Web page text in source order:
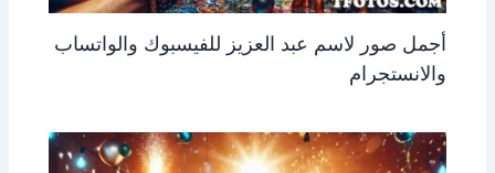
أجمل صور لاسم عبد العزيز للفيسبوك والواتساب
والانستجرام